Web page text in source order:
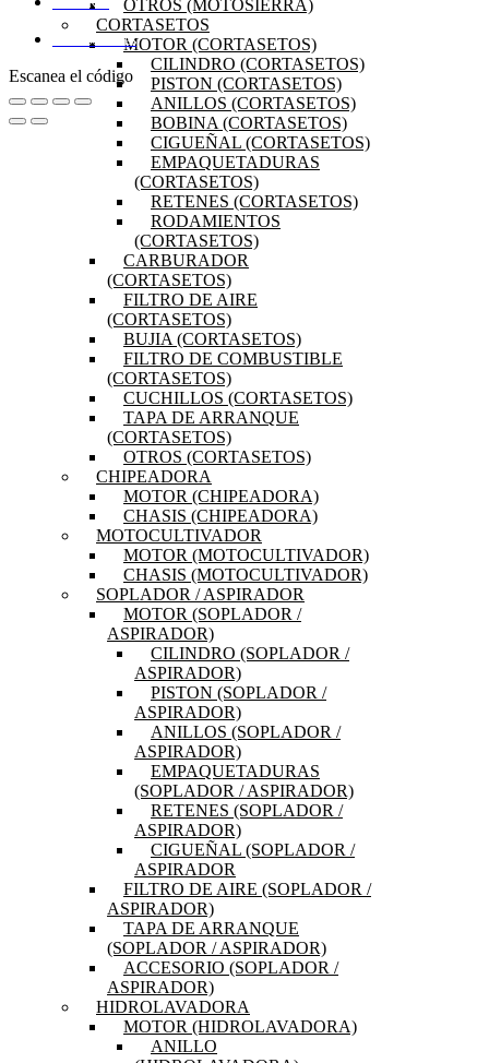
OTROS (MOTOSIERRA)
CORTASETOS
MOTOR (CORTASETOS)
CILINDRO (CORTASETOS)
PISTON (CORTASETOS)
ANILLOS (CORTASETOS)
BOBINA (CORTASETOS)
CIGUEÑAL (CORTASETOS)
EMPAQUETADURAS
(CORTASETOS)
RETENES (CORTASETOS)
RODAMIENTOS
(CORTASETOS)
CARBURADOR
(CORTASETOS)
FILTRO DE AIRE
(CORTASETOS)
BUJIA (CORTASETOS)
FILTRO DE COMBUSTIBLE
(CORTASETOS)
CUCHILLOS (CORTASETOS)
TAPA DE ARRANQUE
(CORTASETOS)
OTROS (CORTASETOS)
CHIPEADORA
MOTOR (CHIPEADORA)
CHASIS (CHIPEADORA)
MOTOCULTIVADOR
MOTOR (MOTOCULTIVADOR)
CHASIS (MOTOCULTIVADOR)
SOPLADOR / ASPIRADOR
MOTOR (SOPLADOR /
ASPIRADOR)
CILINDRO (SOPLADOR /
ASPIRADOR)
PISTON (SOPLADOR /
ASPIRADOR)
ANILLOS (SOPLADOR /
ASPIRADOR)
EMPAQUETADURAS
(SOPLADOR / ASPIRADOR)
RETENES (SOPLADOR /
ASPIRADOR)
CIGUEÑAL (SOPLADOR /
ASPIRADOR
FILTRO DE AIRE (SOPLADOR /
ASPIRADOR)
TAPA DE ARRANQUE
(SOPLADOR / ASPIRADOR)
ACCESORIO (SOPLADOR /
ASPIRADOR)
HIDROLAVADORA
MOTOR (HIDROLAVADORA)
ANILLO
MI CUENTA
DISTRIBUIDORES
Escanea el código